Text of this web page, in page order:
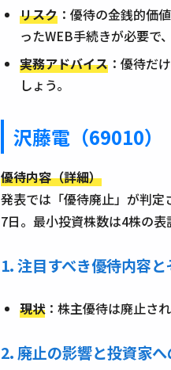
リスク ：優待の金銭的価
ったWEB手続きが必要で
実務アドバイス ：優待だ
しょう。
沢藤電（69010）
優待内容（詳細）
発表では「優待廃止」が判
7日。最小投資株数は4株の表
1. 注目すべき優待内容と
現状：株主優待は廃止さ
2. 廃止の影響と投資家